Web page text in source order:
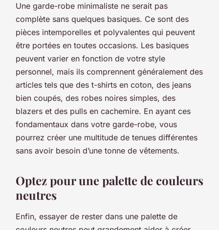
Une garde-robe minimaliste ne serait pas
complète sans quelques basiques. Ce sont des
pièces intemporelles et polyvalentes qui peuvent
être portées en toutes occasions. Les basiques
peuvent varier en fonction de votre style
personnel, mais ils comprennent généralement des
articles tels que des t-shirts en coton, des jeans
bien coupés, des robes noires simples, des
blazers et des pulls en cachemire. En ayant ces
fondamentaux dans votre garde-robe, vous
pourrez créer une multitude de tenues différentes
sans avoir besoin d’une tonne de vêtements.
Optez pour une palette de couleurs
neutres
Enfin, essayer de rester dans une palette de